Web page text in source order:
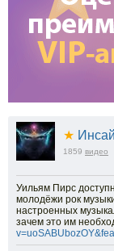
★
1859 видео
Уильям Пирс
молодёжи рок
настроенных
зачем это им